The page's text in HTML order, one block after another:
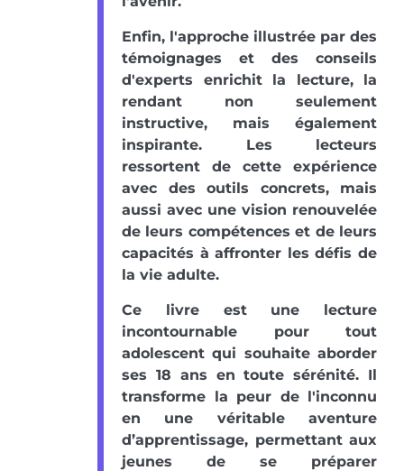
Enfin, l'approche illustrée par des
témoignages et des conseils
d'experts enrichit la lecture, la
rendant non seulement
instructive, mais également
inspirante. Les lecteurs
ressortent de cette expérience
avec des outils concrets, mais
aussi avec une vision renouvelée
de leurs compétences et de leurs
capacités à affronter les défis de
la vie adulte.
Ce livre est une lecture
incontournable pour tout
adolescent qui souhaite aborder
ses 18 ans en toute sérénité. Il
transforme la peur de l'inconnu
en une véritable aventure
d’apprentissage, permettant aux
jeunes de se préparer